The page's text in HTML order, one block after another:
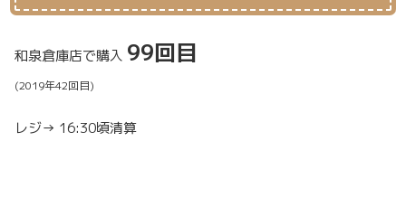
和泉倉庫店で購入 99回目
(2019年42回目)
レジ→ 16:30頃清算